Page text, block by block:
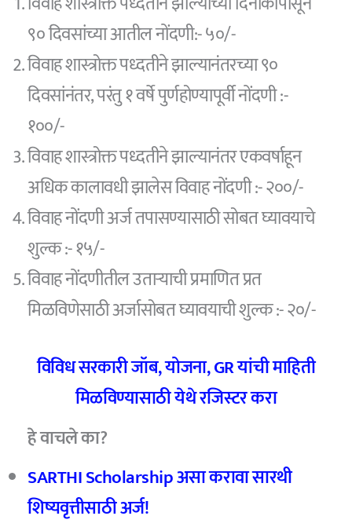
९० दिवसांच्या आतील नोंदणी:- ५०/-
विवाह शास्त्रोक्त पध्दतीने झाल्यानंतरच्या ९०
दिवसांनंतर, परंतु १ वर्षे पुर्णहोण्यापूर्वी नोंदणी :-
१००/-
विवाह शास्त्रोक्त पध्दतीने झाल्यानंतर एकवर्षाहून
अधिक कालावधी झालेस विवाह नोंदणी :- २००/-
विवाह नोंदणी अर्ज तपासण्यासाठी सोबत घ्यावयाचे
शुल्क :- १५/-
विवाह नोंदणीतील उताऱ्याची प्रमाणित प्रत
मिळविणेसाठी अर्जासोबत घ्यावयाची शुल्क :- २०/-
विविध सरकारी जॉब, योजना, GR यांची माहिती
मिळविण्यासाठी येथे रजिस्टर करा
हे वाचले का?
SARTHI Scholarshipअसा करावा सारथी
शिष्यवृत्तीसाठी अर्ज!